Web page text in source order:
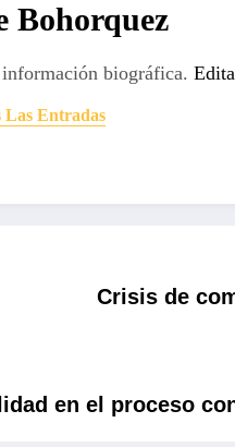
Bohorquez
biográfica.
Las Entradas
Crisis de
en el proceso